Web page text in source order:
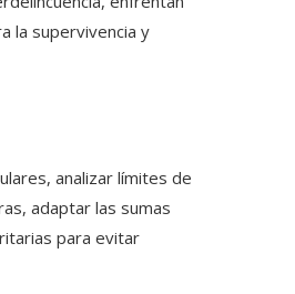
la supervivencia y
analizar límites de
adaptar las sumas
para evitar